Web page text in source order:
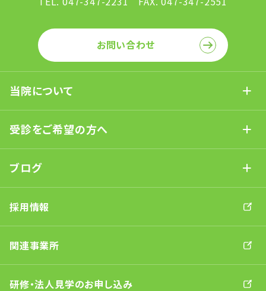
お問い合わせ
当院について
受診をご希望の方へ
ブログ
採用情報
関連事業所
研修・法人見学のお申し込み